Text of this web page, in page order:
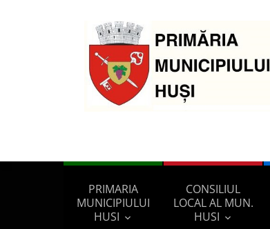
PRIMARIA
MUNICIPIULUI
HUSI
CONSILIUL
LOCAL AL MUN.
HUSI